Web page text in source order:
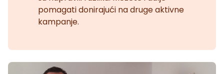
pomagati donirajući na druge aktivne
kampanje.